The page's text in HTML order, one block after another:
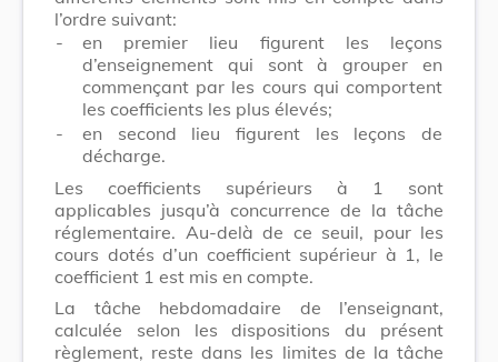
l’ordre suivant:
-
en premier lieu figurent les leçons
d’enseignement qui sont à grouper en
commençant par les cours qui comportent
les coefficients les plus élevés;
-
en second lieu figurent les leçons de
décharge.
Les coefficients supérieurs à 1 sont
applicables jusqu’à concurrence de la tâche
réglementaire. Au-delà de ce seuil, pour les
cours dotés d’un coefficient supérieur à 1, le
coefficient 1 est mis en compte.
La tâche hebdomadaire de l’enseignant,
calculée selon les dispositions du présent
règlement, reste dans les limites de la tâche